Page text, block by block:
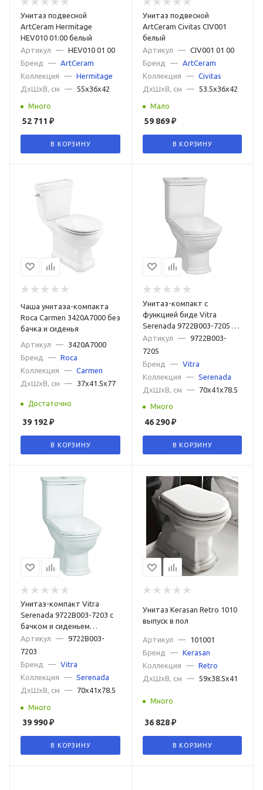
Ретро с высоким бачком Немецкие Итальянские
Российские Турецкие Японские Subway 3.0
Унитаз подвесной
ArtCeram Hermitage
HEV010 01:00 белый
Артикул
— HEV010 01 00
Бренд
— ArtCeram
Коллекция
— Hermitage
ДxШxВ, см
— 55x36x42
Много
52 711 ₽
В КОРЗИНУ
Унитаз подвесной
ArtCeram Civitas CIV001
белый
Артикул
—
CIV001 01 00
Бренд
—
ArtCeram
Коллекция
—
Civitas
ДxШxВ, см
— 53.5x36x42
Мало
59 869₽
В КОРЗИНУ
Чаша унитаза-компакта
Roca Carmen 3420A7000 без
бачка и сиденья
Артикул
—
3420A7000
Бренд
— Roca
Коллекция
— Carmen
ДxШxВ, см
— 37x41.5x77
Достаточно
39 192₽
В КОРЗИНУ
Унитаз-компакт с
функцией биде Vitra
Serenada 9722B003-7205 с
бачком и сиденьем
микролифт
Артикул —
9722B003-
7205
Бренд
—
Vitra
Коллекция
—
Serenada
ДxШxВ, см
— 70x41x78.5
Много
46 290₽
В КОРЗИНУ
Унитаз-компакт Vitra
Serenada 9722B003-7203 с
бачком и сиденьем
микролифт
Артикул — 9722B003-
7203
Бренд
— Vitra
Коллекция
— Serenada
ДxШxВ, см
— 70x41x78.5
Много
39 990₽
В КОРЗИНУ
Унитаз Kerasan Retro 1010
выпуск в пол
Артикул —
101001
Бренд
—
Kerasan
Коллекция
—
Retro
ДxШxВ, см
— 59x38.5x41
Много
36 828₽
В КОРЗИНУ